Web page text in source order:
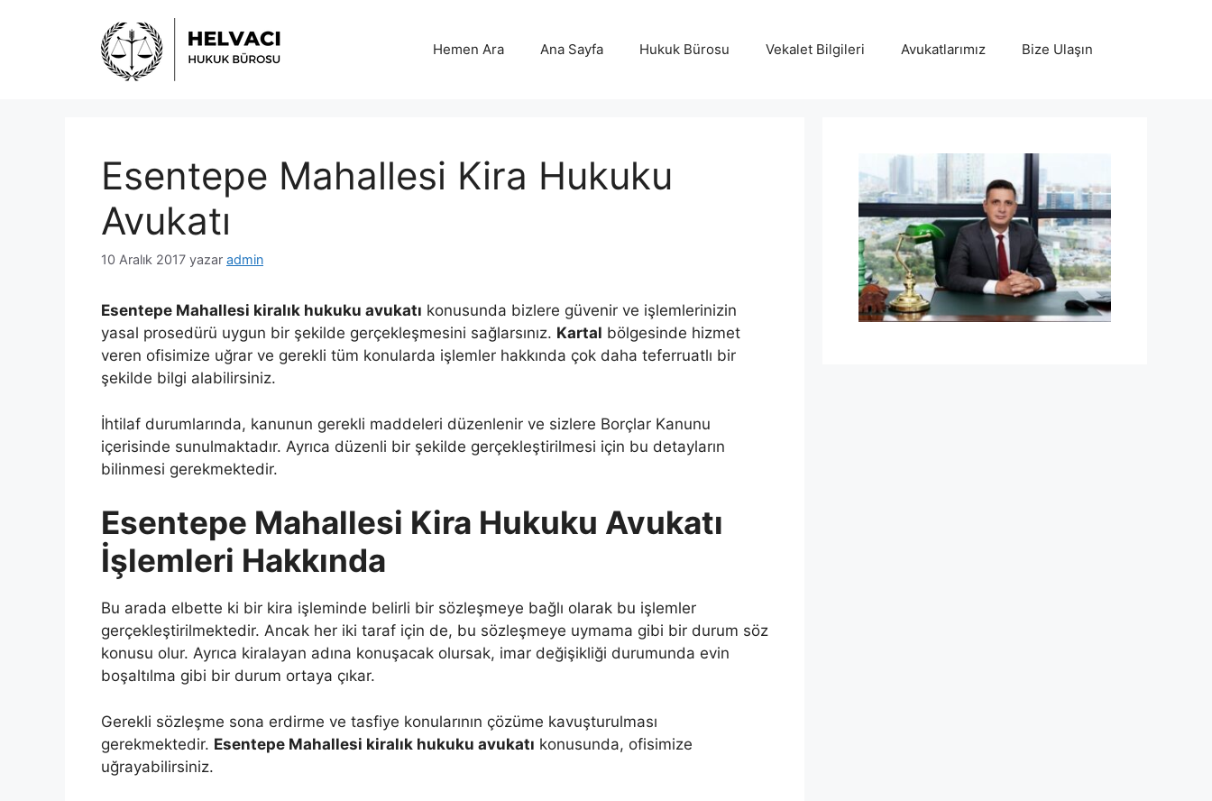
Hemen Ara Ana Sayfa Hukuk Bürosu Vekalet Bilgileri Avukatlarımız Bize Ulaşın
Esentepe Mahallesi Kira Hukuku
Avukatı
10 Aralık 2017 yazar admin
Esentepe Mahallesi kiralık hukuku avukatı konusunda bizlere güvenir ve işlemlerinizin
yasal prosedürü uygun bir şekilde gerçekleşmesini sağlarsınız. Kartal bölgesinde hizmet
veren ofisimize uğrar ve gerekli tüm konularda işlemler hakkında çok daha teferruatlı bir
şekilde bilgi alabilirsiniz.
İhtilaf durumlarında, kanunun gerekli maddeleri düzenlenir ve sizlere Borçlar Kanunu
içerisinde sunulmaktadır. Ayrıca düzenli bir şekilde gerçekleştirilmesi için bu detayların
bilinmesi gerekmektedir.
Esentepe Mahallesi Kira Hukuku Avukatı
İşlemleri Hakkında
Bu arada elbette ki bir kira işleminde belirli bir sözleşmeye bağlı olarak bu işlemler
gerçekleştirilmektedir. Ancak her iki taraf için de, bu sözleşmeye uymama gibi bir durum söz
konusu olur. Ayrıca kiralayan adına konuşacak olursak, imar değişikliği durumunda evin
boşaltılma gibi bir durum ortaya çıkar.
Gerekli sözleşme sona erdirme ve tasfiye konularının çözüme kavuşturulması
gerekmektedir. Esentepe Mahallesi kiralık hukuku avukatı konusunda, ofisimize
uğrayabilirsiniz.